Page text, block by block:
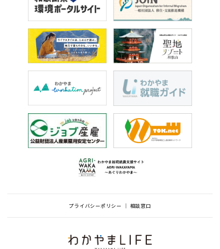
プライバシーポリシー 相談窓口